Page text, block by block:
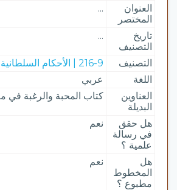
العنوان
المختصر
...
تاريخ
التصنيف
...
التصنيف
216-9 | الأحكام السلطانية
اللغة
عربي
العناوين
البديلة
كتاب المحبة والرغبة في
هل حقق
في رسالة
علمية ؟
نعم
هل
المخطوط
مطبوع ؟
نعم